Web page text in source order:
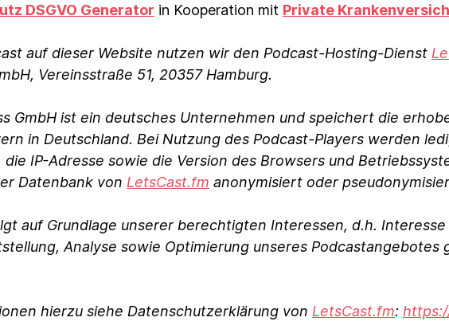
DSGVO Generator in Kooperation mit Private
auf dieser Website nutzen wir den Podcast-Hosting-Dienst
Vereinsstraße 51, 20357 Hamburg.
GmbH ist ein deutsches Unternehmen und speichert die
in Deutschland. Bei Nutzung des Podcast-Players werden
die IP-Adresse sowie die Version des Browsers und
Datenbank von LetsCast.fm anonymisiert oder
auf Grundlage unserer berechtigten Interessen, d.h.
Analyse sowie Optimierung unseres Podcastangebotes
hierzu siehe Datenschutzerklärung von LetsCast.fm: